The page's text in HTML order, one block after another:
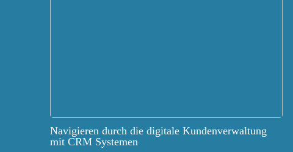
Navigieren durch die digitale Kundenverwaltung
mit CRM Systemen